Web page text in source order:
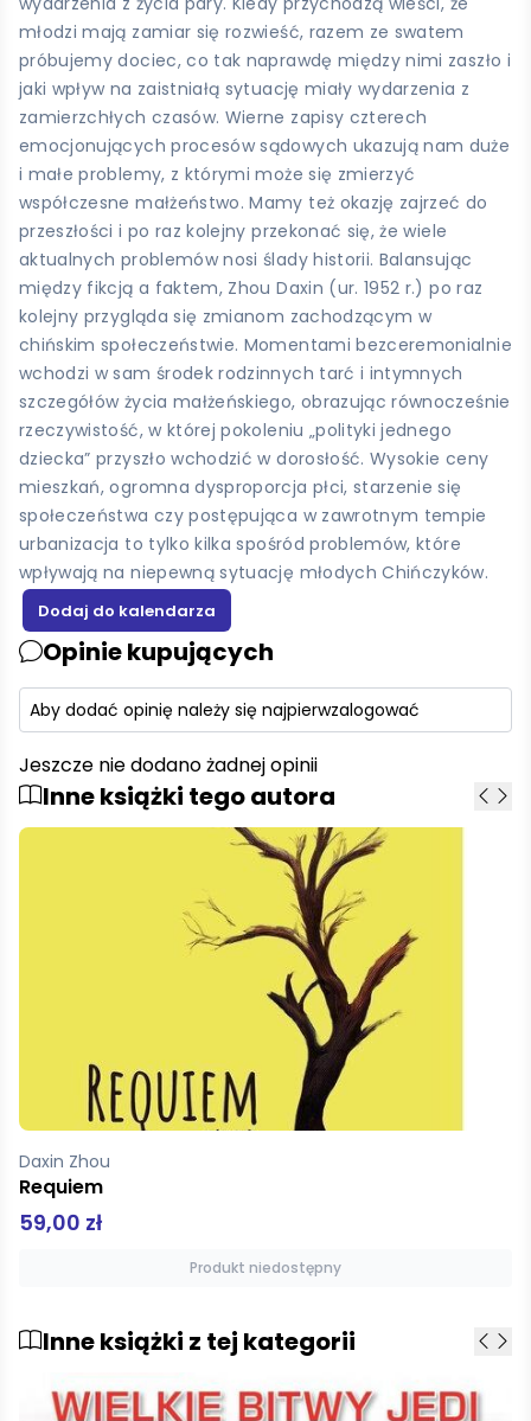
młodzi mają zamiar się rozwieść, razem ze swatem
próbujemy dociec, co tak naprawdę między nimi zaszło i
jaki wpływ na zaistniałą sytuację miały wydarzenia z
zamierzchłych czasów. Wierne zapisy czterech
emocjonujących procesów sądowych ukazują nam duże
i małe problemy, z którymi może się zmierzyć
współczesne małżeństwo. Mamy też okazję zajrzeć do
przeszłości i po raz kolejny przekonać się, że wiele
aktualnych problemów nosi ślady historii. Balansując
między fikcją a faktem, Zhou Daxin (ur. 1952 r.) po raz
kolejny przygląda się zmianom zachodzącym w
chińskim społeczeństwie. Momentami bezceremonialnie
wchodzi w sam środek rodzinnych tarć i intymnych
szczegółów życia małżeńskiego, obrazując równocześnie
rzeczywistość, w której pokoleniu „polityki jednego
dziecka” przyszło wchodzić w dorosłość. Wysokie ceny
mieszkań, ogromna dysproporcja płci, starzenie się
społeczeństwa czy postępująca w zawrotnym tempie
urbanizacja to tylko kilka spośród problemów, które
wpływają na niepewną sytuację młodych Chińczyków.
Opinie kupujących
Aby dodać opinię należy się najpierwzalogować
Jeszcze nie dodano żadnej opinii
Inne książki tego autora
Daxin Zhou
Requiem
59,00 zł
Produkt niedostępny
Inne książki z tej kategorii